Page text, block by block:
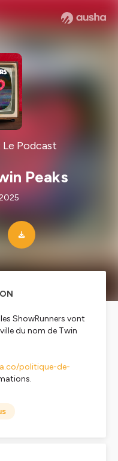
Le Podcast
Peaks
ShowRunners vont
du nom de Twin
politique-de-